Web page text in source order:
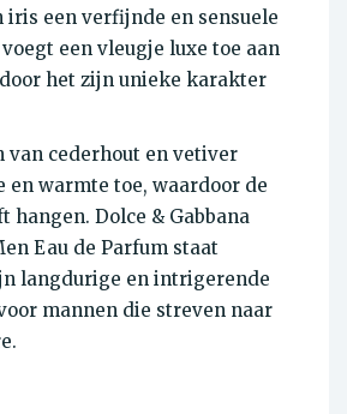
iris een verfijnde en sensuele
een vleugje luxe toe aan
het zijn unieke karakter
van cederhout en vetiver
en warmte toe, waardoor de
hangen. Dolce & Gabbana
Eau de Parfum staat
langdurige en intrigerende
mannen die streven naar